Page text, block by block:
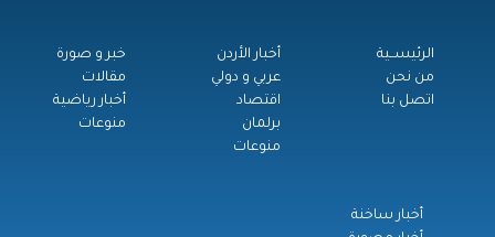
الرئيســية
من نحن
اتصل بنا
أخبار الأردن
عربي و دولي
اقتصاد
برلمان
منوعات
خبر و صورة
مقالات
أخبار رياضية
منوعات
أخبار ساخنة